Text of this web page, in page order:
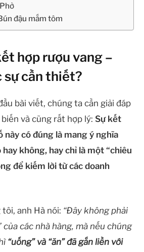
đậu mắm tôm
hợp rượu vang –
sự cần thiết?
bài viết, chúng ta cần giải đáp
và cũng rất hợp lý: Sự kết
này có đúng là mang ý nghĩa
không, hay chỉ là một “chiêu
để kiếm lời từ các doanh
anh Hà nói: “Đây không phải
của các nhà hàng, mà nếu chúng
“uống” và “ăn” đã gắn liền với